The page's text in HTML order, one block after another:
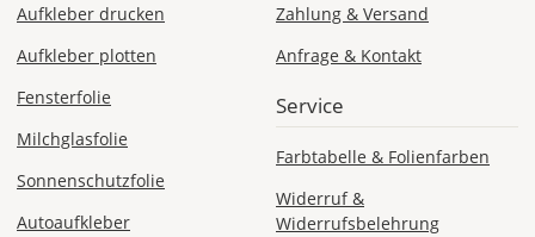
Do., 13.08. -
ab 7,98
Produktionsaufschlag
Versandkosten 1,99
Aufkleber drucken
Aufkleber plotten
Fensterfolie
Milchglasfolie
Sonnenschutzfolie
Autoaufkleber
Zahlung & Versand
Anfrage & Kontakt
Service
Farbtabelle & Folienfarben
Widerruf &
Widerrufsbelehrung